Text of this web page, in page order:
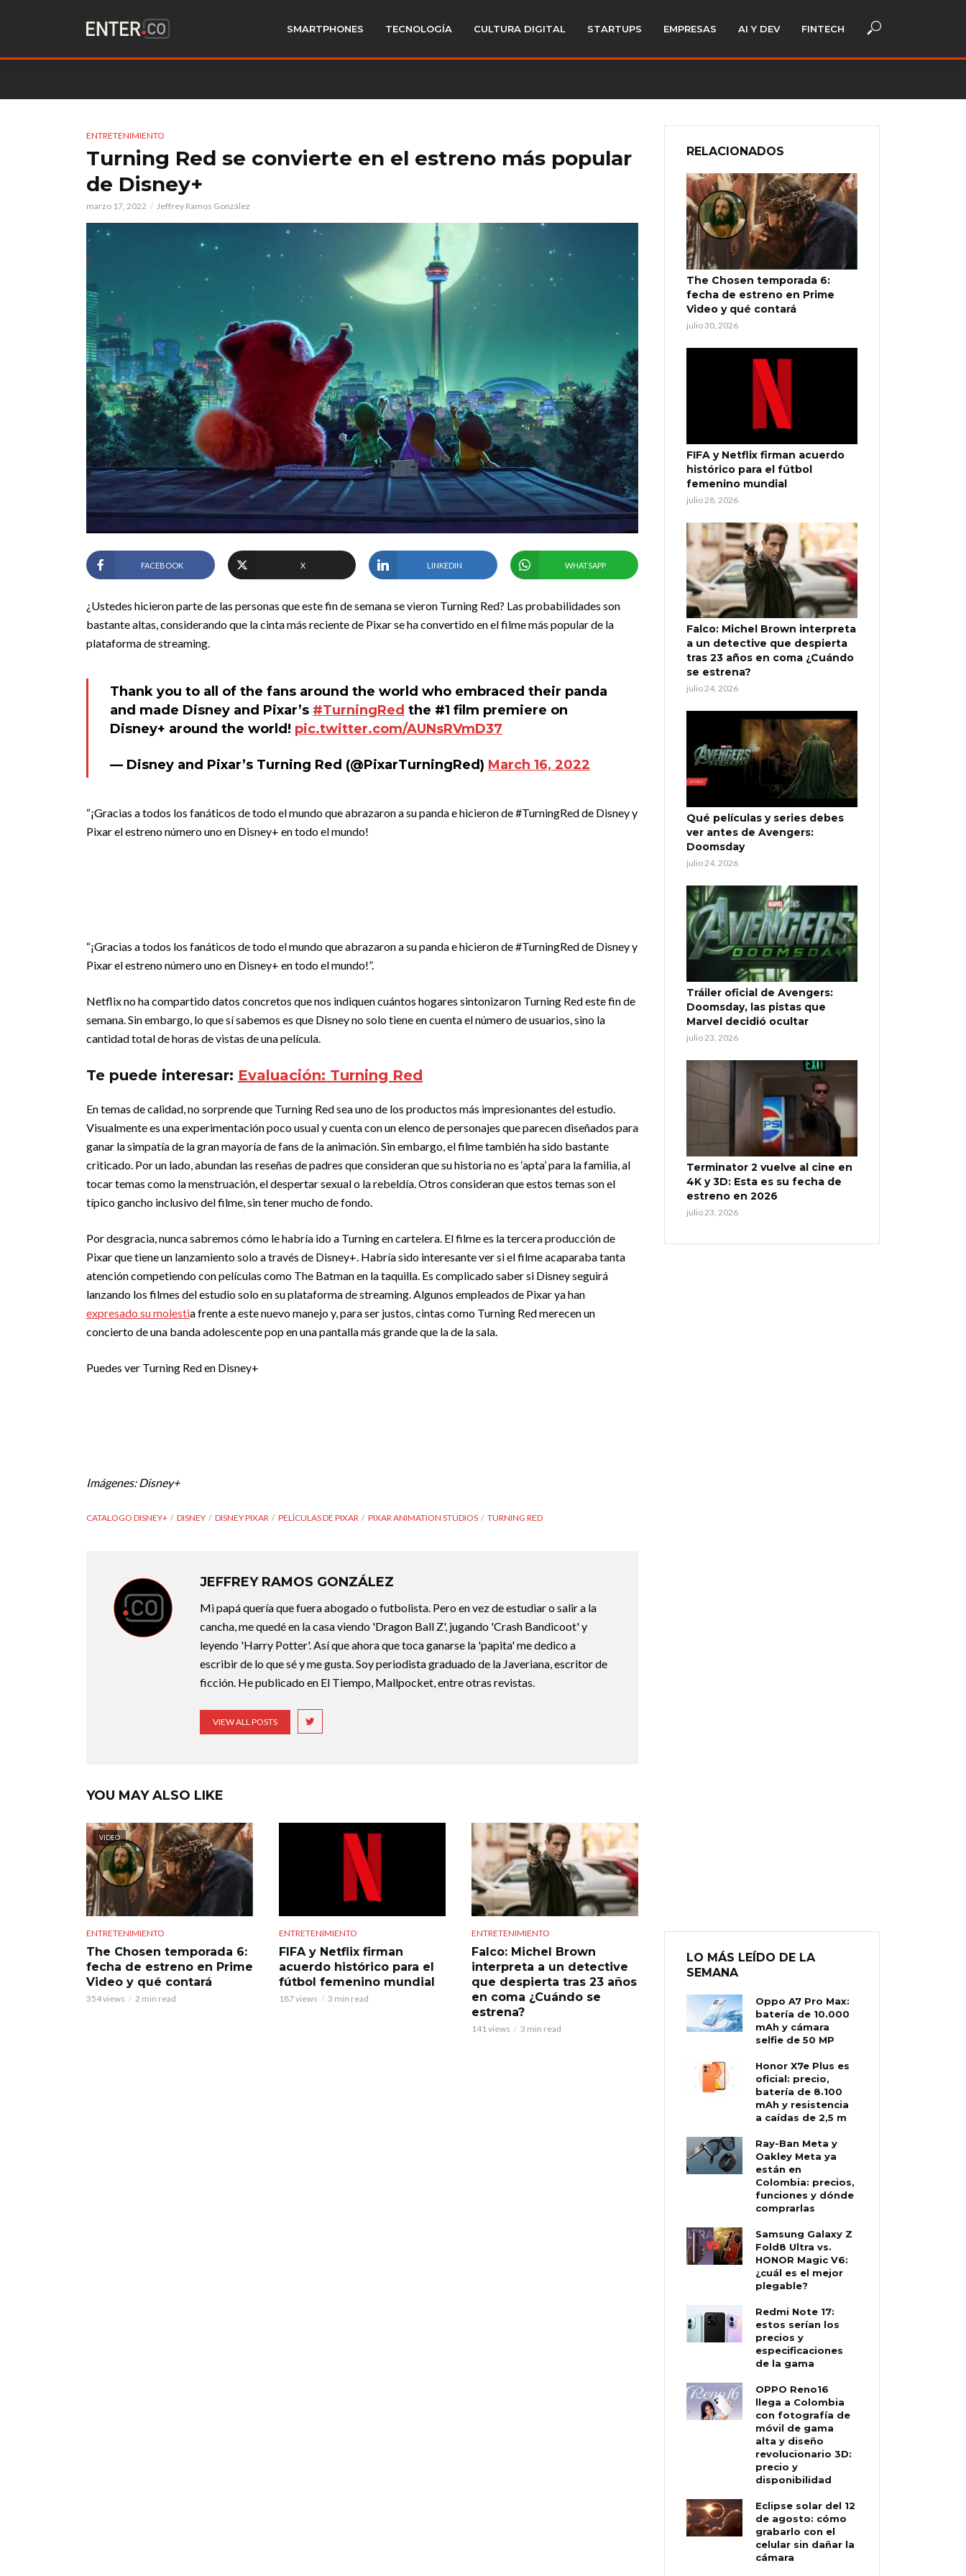
SMARTPHONES TECNOLOGÍA CULTURA DIGITAL STARTUPS EMPRESAS AI Y DEV FINTECH
ENTRETENIMIENTO
Turning Red se convierte en el estreno más popular
de Disney+
marzo 17, 2022 Jeffrey Ramos González
FACEBOOK X LINKEDIN WHATSAPP
¿Ustedes hicieron parte de las personas que este fin de semana se vieron Turning Red? Las probabilidades son
bastante altas, considerando que la cinta más reciente de Pixar se ha convertido en el filme más popular de la
plataforma de streaming.
Thank you to all of the fans around the world who embraced their panda
and made Disney and Pixar’s #TurningRed the #1 film premiere on
Disney+ around the world! pic.twitter.com/AUNsRVmD37
— Disney and Pixar’s Turning Red (@PixarTurningRed) March 16, 2022
“¡Gracias a todos los fanáticos de todo el mundo que abrazaron a su panda e hicieron de #TurningRed de Disney y
Pixar el estreno número uno en Disney+ en todo el mundo!
“¡Gracias a todos los fanáticos de todo el mundo que abrazaron a su panda e hicieron de #TurningRed de Disney y
Pixar el estreno número uno en Disney+ en todo el mundo!”.
Netflix no ha compartido datos concretos que nos indiquen cuántos hogares sintonizaron Turning Red este fin de
semana. Sin embargo, lo que sí sabemos es que Disney no solo tiene en cuenta el número de usuarios, sino la
cantidad total de horas de vistas de una película.
Te puede interesar: Evaluación: Turning Red
En temas de calidad, no sorprende que Turning Red sea uno de los productos más impresionantes del estudio.
Visualmente es una experimentación poco usual y cuenta con un elenco de personajes que parecen diseñados para
ganar la simpatía de la gran mayoría de fans de la animación. Sin embargo, el filme también ha sido bastante
criticado. Por un lado, abundan las reseñas de padres que consideran que su historia no es ‘apta’ para la familia, al
tocar temas como la menstruación, el despertar sexual o la rebeldía. Otros consideran que estos temas son el
típico gancho inclusivo del filme, sin tener mucho de fondo.
Por desgracia, nunca sabremos cómo le habría ido a Turning en cartelera. El filme es la tercera producción de
Pixar que tiene un lanzamiento solo a través de Disney+. Habría sido interesante ver si el filme acaparaba tanta
atención competiendo con películas como The Batman en la taquilla. Es complicado saber si Disney seguirá
lanzando los filmes del estudio solo en su plataforma de streaming. Algunos empleados de Pixar ya han
expresado su molestia frente a este nuevo manejo y, para ser justos, cintas como Turning Red merecen un
concierto de una banda adolescente pop en una pantalla más grande que la de la sala.
Puedes ver Turning Red en Disney+
Imágenes: Disney+
CATALOGO DISNEY+ DISNEY DISNEY PIXAR PELÍCULAS DE PIXAR PIXAR ANIMATION STUDIOS TURNING RED
JEFFREY RAMOS GONZÁLEZ
Mi papá quería que fuera abogado o futbolista. Pero en vez de estudiar o salir a la
cancha, me quedé en la casa viendo 'Dragon Ball Z', jugando 'Crash Bandicoot' y
leyendo 'Harry Potter'. Así que ahora que toca ganarse la 'papita' me dedico a
escribir de lo que sé y me gusta. Soy periodista graduado de la Javeriana, escritor de
ficción. He publicado en El Tiempo, Mallpocket, entre otras revistas.
VIEW ALL POSTS
YOU MAY ALSO LIKE
VIDEO
ENTRETENIMIENTO
The Chosen temporada 6:
fecha de estreno en Prime
Video y qué contará
354 views 2 min read
ENTRETENIMIENTO
FIFA y Netflix firman
acuerdo histórico para el
fútbol femenino mundial
187 views 3 min read
ENTRETENIMIENTO
Falco: Michel Brown
interpreta a un detective
que despierta tras 23 años
en coma ¿Cuándo se
estrena?
141 views 3 min read
RELACIONADOS
The Chosen temporada 6:
fecha de estreno en Prime
Video y qué contará
julio 30, 2026
FIFA y Netflix firman acuerdo
histórico para el fútbol
femenino mundial
julio 28, 2026
Falco: Michel Brown interpreta
a un detective que despierta
tras 23 años en coma ¿Cuándo
se estrena?
julio 24, 2026
Qué películas y series debes
ver antes de Avengers:
Doomsday
julio 24, 2026
Tráiler oficial de Avengers:
Doomsday, las pistas que
Marvel decidió ocultar
julio 23, 2026
Terminator 2 vuelve al cine en
4K y 3D: Esta es su fecha de
estreno en 2026
julio 23, 2026
LO MÁS LEÍDO DE LA
SEMANA
Oppo A7 Pro Max:
batería de 10.000
mAh y cámara
selfie de 50 MP
Honor X7e Plus es
oficial: precio,
batería de 8.100
mAh y resistencia
a caídas de 2,5 m
Ray-Ban Meta y
Oakley Meta ya
están en
Colombia: precios,
funciones y dónde
comprarlas
Samsung Galaxy Z
Fold8 Ultra vs.
HONOR Magic V6:
¿cuál es el mejor
plegable?
Redmi Note 17:
estos serían los
precios y
especificaciones
de la gama
OPPO Reno16
llega a Colombia
con fotografía de
móvil de gama
alta y diseño
revolucionario 3D:
precio y
disponibilidad
Eclipse solar del 12
de agosto: cómo
grabarlo con el
celular sin dañar la
cámara